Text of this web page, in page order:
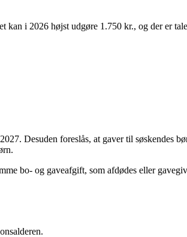
i 2026 højst udgøre 1.750 kr., og der er
Desuden foreslås, at gaver til søskendes
bo- og gaveafgift, som afdødes eller